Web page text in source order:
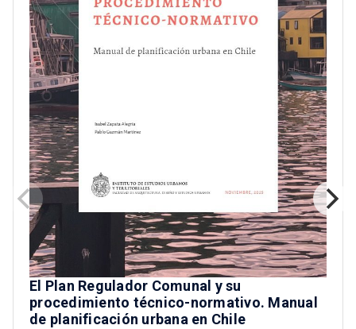
El Plan Regulador Comunal y su
procedimiento técnico-normativo. Manual
de planificación urbana en Chile